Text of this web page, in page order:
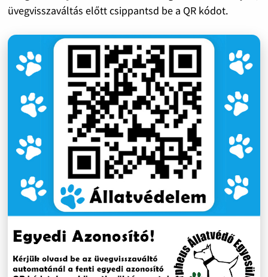
üvegvisszaváltás előtt csippantsd be a QR kódot.